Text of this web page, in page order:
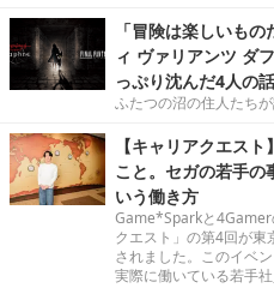
「冒険は楽しいも
ィ ヴァリアンツ ダ
っぷり沈んだ4人の話
ふたつの沼の住人たちが
【キャリアクエス
こと。セガの若手の
いう働き方
Game*Sparkと4Gamer
クエスト」の第4回が東
されました。このイベ
実際に働いている若手